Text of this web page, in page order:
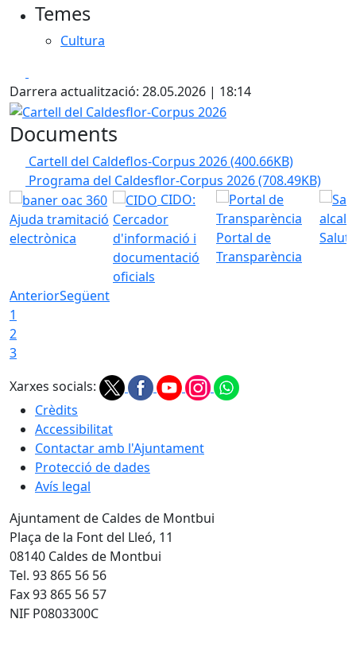
Temes
Cultura
Darrera actualització: 28.05.2026 | 18:14
Cartell del Caldesflor-Corpus 2026
Documents
Cartell del Caldeflos-Corpus 2026(400.66KB)
Programa del Caldesflor-Corpus 2026(708.49KB)
Ajuda tramitació
electrònica
CIDO:
Cercador
d'informació i
documentació
oficials
Portal de
Transparència
AnteriorSegüent
1
2
3
Xarxes socials:
Crèdits
Accessibilitat
Contactar amb l'Ajuntament
Protecció de dades
Avís legal
Ajuntament de Caldes de Montbui
Plaça de la Font del Lleó, 11
08140 Caldes de Montbui
Tel. 93 865 56 56
Fax 93 865 56 57
NIF P0803300C